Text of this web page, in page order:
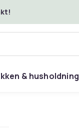
& husholdning